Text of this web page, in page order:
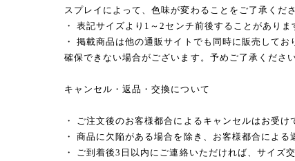
スプレイによって、色味が変わることをご了承くださ
・ 表記サイズより1～2センチ前後することがありま
・ 掲載商品は他の通販サイトでも同時に販売して
確保できない場合がございます。予めご了承ください
キャンセル・返品・交換について
・ ご注文後のお客様都合によるキャンセルはお受け
・ 商品に欠陥がある場合を除き、お客様都合による
・ ご到着後3日以内にご連絡いただければ、サイズ